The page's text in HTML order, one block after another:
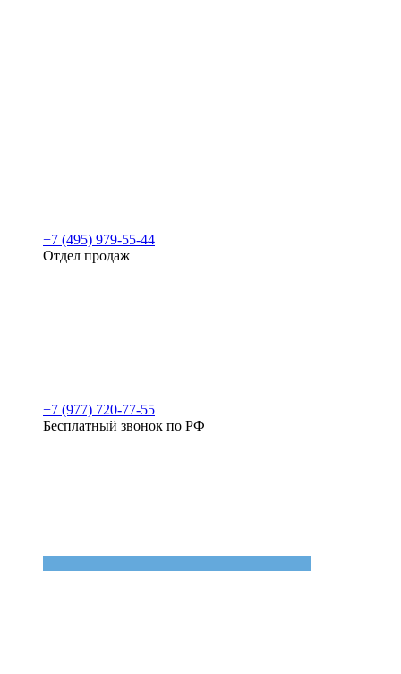
+7 (495) 979-55-44
Отдел продаж
+7 (977) 720-77-55
Бесплатный звонок по РФ